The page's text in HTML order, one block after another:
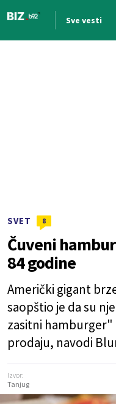
Sve vesti
SVET 8
Čuveni
84 godine
Američki gigant
saopštio je da su
zasitni hamburger"
prodaju, navodi
Izvor:
Tanjug